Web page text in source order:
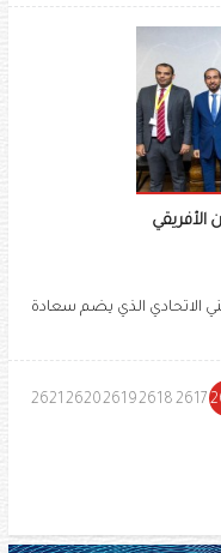
الأفريقي
الاتحادي الذي يضم سعادة
2617
2618
2619
2620
2621